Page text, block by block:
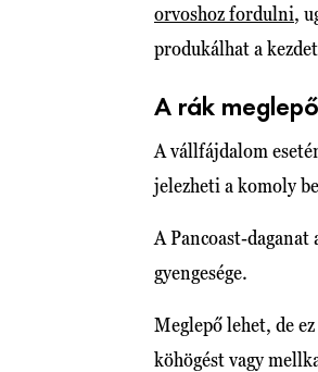
orvoshoz fordulni,
produkálhat a
A rák
A vállfájdalom
jelezheti a komoly
A Pancoast-
gyengesége.
Meglepő lehet, de
köhögést vagy